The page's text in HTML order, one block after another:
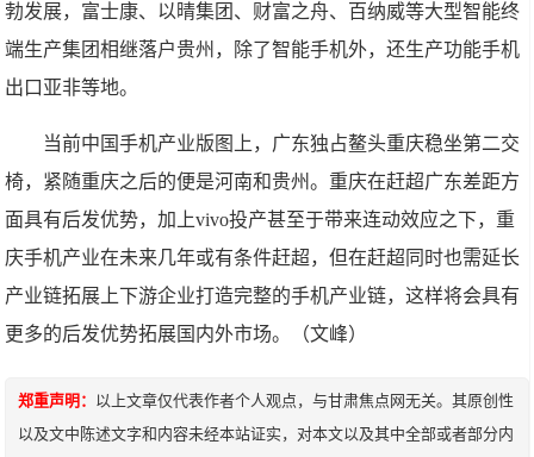
勃发展，富士康、以晴集团、财富之舟、百纳威等大型智能终
端生产集团相继落户贵州，除了智能手机外，还生产功能手机
出口亚非等地。
当前中国手机产业版图上，广东独占鳌头重庆稳坐第二交
椅，紧随重庆之后的便是河南和贵州。重庆在赶超广东差距方
面具有后发优势，加上vivo投产甚至于带来连动效应之下，重
庆手机产业在未来几年或有条件赶超，但在赶超同时也需延长
产业链拓展上下游企业打造完整的手机产业链，这样将会具有
更多的后发优势拓展国内外市场。（文峰）
郑重声明： 以上文章仅代表作者个人观点，与甘肃焦点网无关。其原创性
以及文中陈述文字和内容未经本站证实，对本文以及其中全部或者部分内